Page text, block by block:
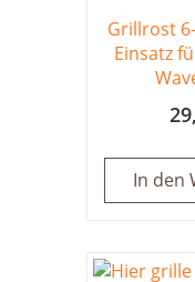
Grillrost
Einsatz
In den